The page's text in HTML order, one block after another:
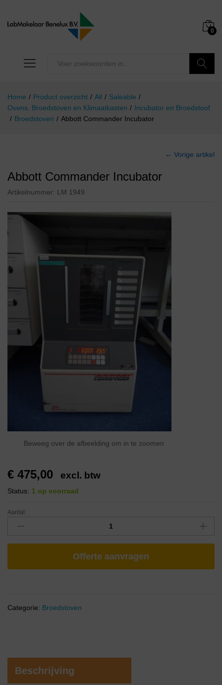
0
Home / Product overzicht / All / Saleable /
Ovens, Broedstoven en Klimaatkasten / Incubator en Broedstoof
/ Broedstoven / Abbott Commander Incubator
← Vorige artikel
Abbott Commander Incubator
Artikelnummer: LM 1949
Beweeg over de afbeelding om in te zoomen
€ 475,00 excl. btw
Status: 1 op voorraad
Aantal:
Offerte aanvragen
Categorie: Broedstoven
Beschrijving